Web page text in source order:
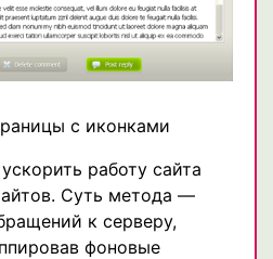
с иконками
работу сайта
Суть метода —
к серверу,
фоновые